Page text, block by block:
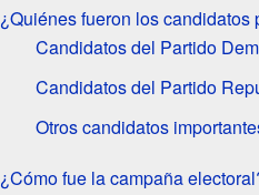
¿Quiénes fueron los candidatos
Candidatos del Partido
Candidatos del Partido
Otros candidatos
¿Cómo fue la campaña